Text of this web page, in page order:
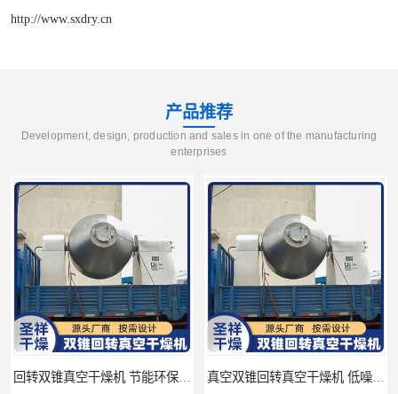
http://www.sxdry.cn
产品推荐
Development, design, production and sales in one of the manufacturing
enterprises